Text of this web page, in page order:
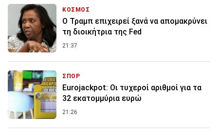
ΚΟΣΜΟΣ
Ο Τραμπ επιχειρεί ξανά να απομακρύνει
τη διοικήτρια της Fed
21:37
ΣΠΟΡ
Eurojackpot: Οι τυχεροί αριθμοί για τα
32 εκατoμμύρια ευρώ
21:26